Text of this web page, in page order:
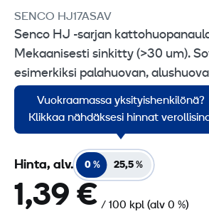
SENCO HJ17ASAV
Senco HJ -sarjan
Mekaanisesti sinkitty (>30 um).
esimerkiksi palahuovan,
tuulensuojalevyjen kiinnittämiseen.
Rautalankasidos. CE-hyväksytty,
Vuokraamassa yksityishenkilönä?
Klikkaa nähdäksesi hinnat
Hinta, alv. 0 % 25,5 %
1,39 € / 100 kpl (alv 0 %)